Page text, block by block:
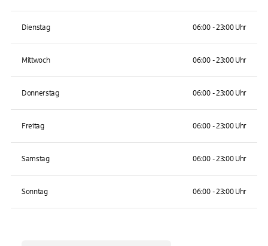
Dienstag 06:00 - 23:00 Uhr
Mittwoch 06:00 - 23:00 Uhr
Donnerstag 06:00 - 23:00 Uhr
Freitag 06:00 - 23:00 Uhr
Samstag 06:00 - 23:00 Uhr
Sonntag 06:00 - 23:00 Uhr